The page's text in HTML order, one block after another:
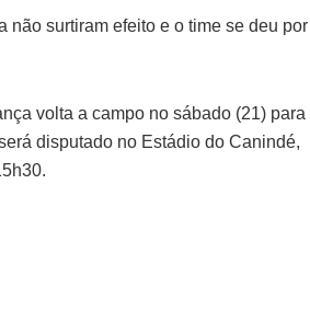
surtiram efeito e o time se deu por
volta a campo no sábado (21) para
disputado no Estádio do Canindé,